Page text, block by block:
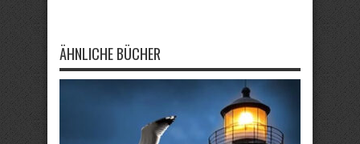
ÄHNLICHE BÜCHER